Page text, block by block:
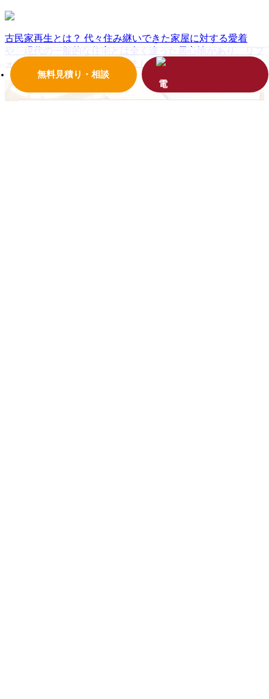
無料見積り・相談
古民家再生とは？ 代々住み継いできた家屋に対する愛着
や、現代の一般的な住宅とは全く違った居心地があり、リフ
ォームをして大切にしていきましょう。